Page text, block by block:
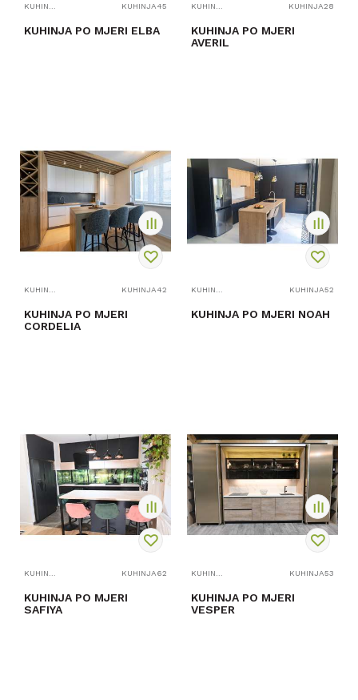
KUHINJA45
KUHINJA PO MJERI ELBA
DOSTUPNOST
KUHINJA28
KUHINJA PO MJERI
AVERIL
KUHINJA42
KUHINJA PO MJERI
CORDELIA
DOSTUPNOST
KUHINJA52
KUHINJA PO MJERI NOAH
DOSTUPNOST
KUHINJA62
KUHINJA PO MJERI
SAFIYA
KUHINJA53
KUHINJA PO MJERI
VESPER